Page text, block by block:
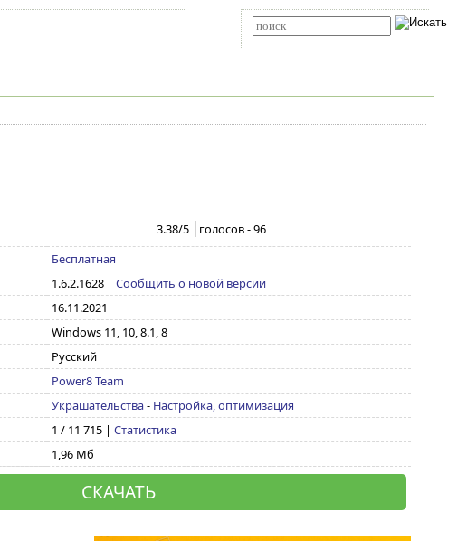
3.38/5 голосов -96
Бесплатная
1.6.2.1628| Сообщить о новой версии
16.11.2021
Windows 11, 10, 8.1, 8
Русский
Power8 Team
Украшательства- Настройка, оптимизация
1 / 11 715 | Статистика
1,96 Мб
СКАЧАТЬ